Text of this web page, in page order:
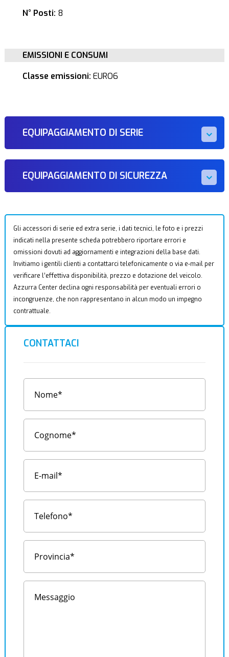
N° Posti: 8
EMISSIONI E CONSUMI
Classe emissioni: EURO6
EQUIPAGGIAMENTO DI SERIE
EQUIPAGGIAMENTO DI SICUREZZA
Gli accessori di serie ed extra serie, i dati tecnici, le foto e i prezzi
indicati nella presente scheda potrebbero riportare errori e
omissioni dovuti ad aggiornamenti e integrazioni della base dati.
Invitiamo i gentili clienti a contattarci telefonicamente o via e-mail per
verificare l’effettiva disponibilità, prezzo e dotazione del veicolo.
Azzurra Center declina ogni responsabilità per eventuali errori o
incongruenze, che non rappresentano in alcun modo un impegno
contrattuale.
CONTATTACI